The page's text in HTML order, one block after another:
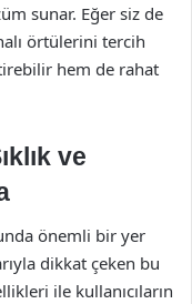
sunar. Eğer siz de
örtülerini tercih
hem de rahat
ve
önemli bir yer
dikkat çeken bu
ile kullanıcıların